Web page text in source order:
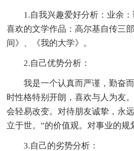
1.自我兴趣爱好分析：业余：
喜欢的文学作品：高尔基自传三
间》、《我的大学》。
2.自己优势分析：
我是一个认真而严谨，勤奋而
时性格特别开朗，喜欢与人为友
会轻易改变。对待朋友诚挚，永
立于世。”的价值观。对事业的规
3.自己的劣势分析：